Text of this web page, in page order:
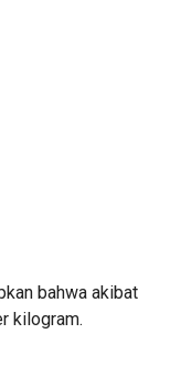
bahwa akibat
kilogram.